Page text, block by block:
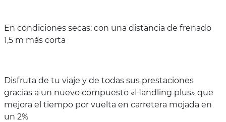
En condiciones secas: con una distancia de frenado
1,5 m más corta
Disfruta de tu viaje y de todas sus prestaciones
gracias a un nuevo compuesto «Handling plus» que
mejora el tiempo por vuelta en carretera mojada en
un 2%